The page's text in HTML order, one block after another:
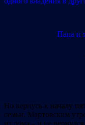
Папа и
Но вернусь к началу
семьи. Мартовским
из дома – и не вернулся.